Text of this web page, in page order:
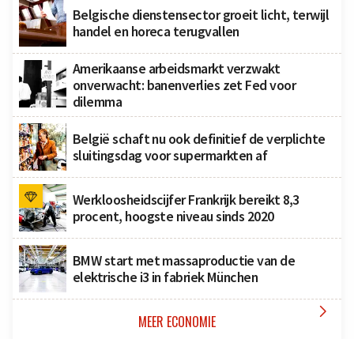
Belgische dienstensector groeit licht, terwijl
handel en horeca terugvallen
Amerikaanse arbeidsmarkt verzwakt
onverwacht: banenverlies zet Fed voor
dilemma
België schaft nu ook definitief de verplichte
sluitingsdag voor supermarkten af
Werkloosheidscijfer Frankrijk bereikt 8,3
procent, hoogste niveau sinds 2020
BMW start met massaproductie van de
elektrische i3 in fabriek München
MEER ECONOMIE 